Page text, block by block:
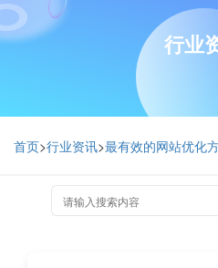
行业
首页>行业资讯>